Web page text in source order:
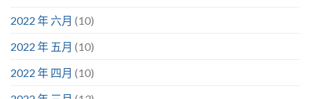
2022 年 六月 (10)
2022 年 五月 (10)
2022 年 四月 (10)